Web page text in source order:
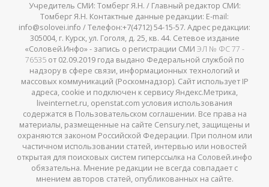
Учредитель СМИ: Томберг Я.Н. / Главный редактор СМИ:
Томберг Я.Н. Контактные данные редакции: E-mail:
info@solovei.info / Телефон:+7(4712) 54-15-57. Адрес редакции:
305004, г. Курск, ул. Гоголя, д. 25, кв. 44. Сетевое издание
«Соловей.Инфо» - запись о регистрации СМИ ЭЛ № ФС 77 -
76535от 02.09.2019 года выдано Федеральной службой по
надзору в сфере связи, информационных технологий и
массовых коммуникаций (Роскомнадзор). Сайт использует IP
адреса, cookie и подключен к сервису Яндекс.Метрика,
liveinternet.ru, openstat.com условия использования
содержатся в Пользовательском соглашении. Все права на
материалы, размещенные на сайте Censury.net, защищены и
охраняются законом Российской Федерации. При полном или
частичном использовании статей, интервью или новостей
открытая для поисковых систем гиперссылка на Соловей.инфо
обязательна. Мнение редакции не всегда совпадает с
мнением авторов статей, опубликованных на сайте.